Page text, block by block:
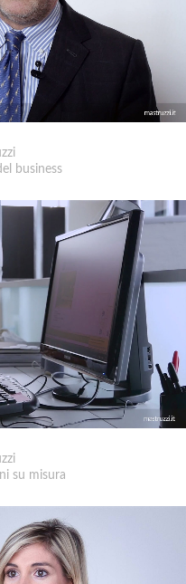
business
su misura